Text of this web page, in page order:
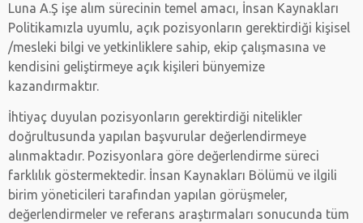
Luna A.Ş işe alım sürecinin temel amacı, İnsan Kaynakları
Politikamızla uyumlu, açık pozisyonların gerektirdiği kişisel
/mesleki bilgi ve yetkinliklere sahip, ekip çalışmasına ve
kendisini geliştirmeye açık kişileri bünyemize
kazandırmaktır.
İhtiyaç duyulan pozisyonların gerektirdiği nitelikler
doğrultusunda yapılan başvurular değerlendirmeye
alınmaktadır. Pozisyonlara göre değerlendirme süreci
farklılık göstermektedir. İnsan Kaynakları Bölümü ve ilgili
birim yöneticileri tarafından yapılan görüşmeler,
değerlendirmeler ve referans araştırmaları sonucunda tüm